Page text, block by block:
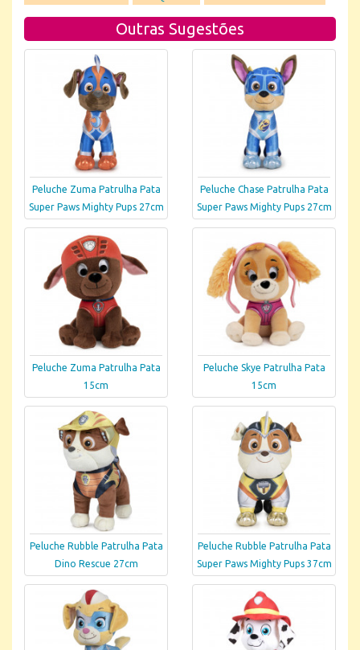
Outras Sugestões
Peluche Zuma Patrulha Pata
Super Paws Mighty Pups 27cm
Peluche Chase Patrulha Pata
Super Paws Mighty Pups 27cm
Peluche Zuma Patrulha Pata
15cm
Peluche Skye Patrulha Pata
15cm
Peluche Rubble Patrulha Pata
Dino Rescue 27cm
Peluche Rubble Patrulha Pata
Super Paws Mighty Pups 37cm